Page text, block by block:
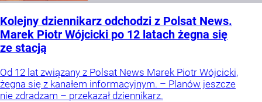
Kolejny dziennikarz odchodzi z Polsat News.
Marek Piotr Wójcicki po 12 latach żegna się
ze stacją
Od 12 lat związany z Polsat News Marek Piotr Wójcicki,
żegna się z kanałem informacyjnym. – Planów jeszcze
nie zdradzam – przekazał dziennikarz.